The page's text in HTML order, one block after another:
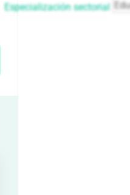
Especialización sectorial